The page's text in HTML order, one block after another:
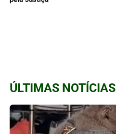
ÚLTIMAS NOTÍCIAS